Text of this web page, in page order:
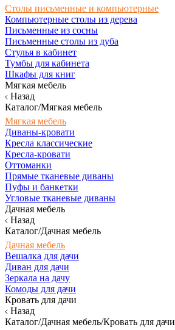
Столы письменные и компьютерные
Компьютерные столы из дерева
Письменные из сосны
Письменные столы из дуба
Стулья в кабинет
Тумбы для кабинета
Шкафы для книг
Мягкая мебель
Назад
Каталог/Мягкая мебель
Мягкая мебель
Диваны-кровати
Кресла классические
Кресла-кровати
Оттоманки
Прямые тканевые диваны
Пуфы и банкетки
Угловые тканевые диваны
Дачная мебель
Назад
Каталог/Дачная мебель
Дачная мебель
Вешалка для дачи
Диван для дачи
Зеркала на дачу
Комоды для дачи
Кровать для дачи
Назад
Каталог/Дачная мебель/Кровать для дачи